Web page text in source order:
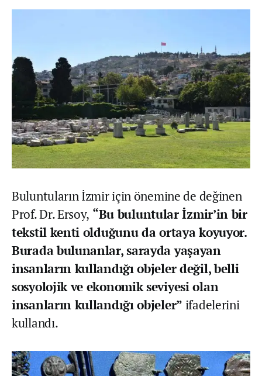
Buluntuların İzmir için önemine de değinen
Prof. Dr. Ersoy, “Bu buluntular İzmir’in bir
tekstil kenti olduğunu da ortaya koyuyor.
Burada bulunanlar, sarayda yaşayan
insanların kullandığı objeler değil, belli
sosyolojik ve ekonomik seviyesi olan
insanların kullandığı objeler” ifadelerini
kullandı.